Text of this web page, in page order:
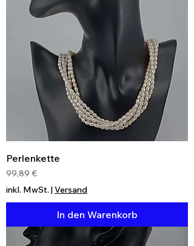
Perlenkette
Preis
99,89 €
inkl. MwSt. |Versand
In den Warenkorb